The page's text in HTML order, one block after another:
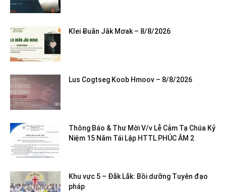
Klei Ƀuăn Jăk Mơak – 8/8/2026
Lus Cogtseg Koob Hmoov – 8/8/2026
Thông Báo & Thư Mời V/v Lễ Cảm Tạ Chúa Kỷ
Niệm 15 Năm Tái Lập HTTL PHÚC ÂM 2
Khu vực 5 – Đắk Lắk: Bồi dưỡng Tuyên đạo
pháp